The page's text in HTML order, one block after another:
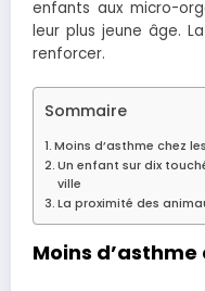
enfants aux micro-
leur plus jeune âge.
renforcer.
Sommaire
Moins d’asthme chez
Un enfant sur dix
ville
La proximité des
Moins